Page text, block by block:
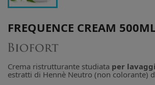
FREQUENCE CREAM
Crema ristrutturante studiata per
estratti di Hennè Neutro (non colorante)